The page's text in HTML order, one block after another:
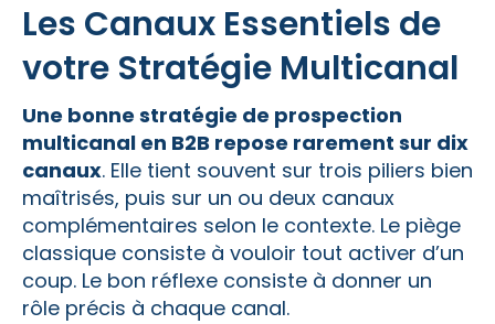
Les Canaux Essentiels de
votre Stratégie Multicanal
Une bonne stratégie de prospection
multicanal en B2B repose rarement sur dix
canaux. Elle tient souvent sur trois piliers bien
maîtrisés, puis sur un ou deux canaux
complémentaires selon le contexte. Le piège
classique consiste à vouloir tout activer d’un
coup. Le bon réflexe consiste à donner un
rôle précis à chaque canal.